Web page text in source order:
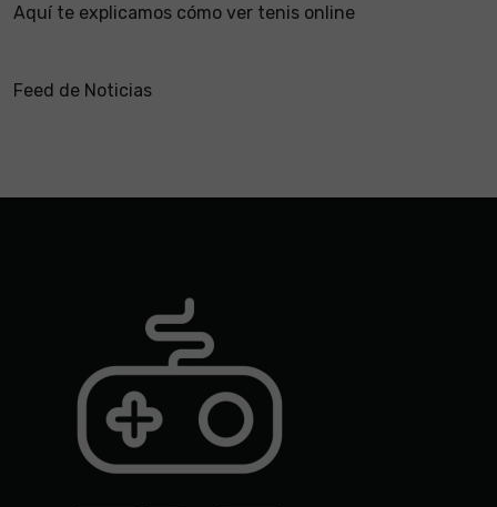
Aquí te explicamos cómo ver tenis online
Feed de Noticias